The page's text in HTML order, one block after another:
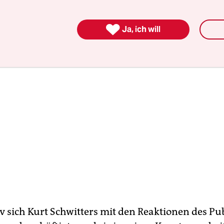
sich Kurt Schwitters mit den Reaktionen des
 Ja, ich will